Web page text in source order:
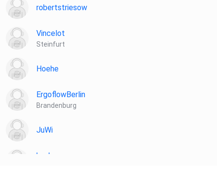
robertstriesow
Vincelot
Steinfurt
Hoehe
ErgoflowBerlin
Brandenburg
JuWi
bsaksuna